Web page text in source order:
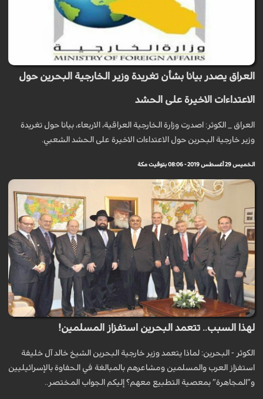
العراق يصدر بيانا بشأن تغريدة وزير الخارجية البحرين حول
الاعتداءات الاخيرة على الحشد
العراق _ الكوثر: اصدرت وزارة الخارجية العراقية، الاربعاء، بيانا حول تغريدة
وزير خارجية البحرين حول الاعتداءات الاخيرة على الحشد الشعبي.
الخميس 29 أغسطس 2019 - 08:06 بتوقيت مكة
لهذا السبب.. تتعمد البحرين استفزاز المسلمين!
الکوثر - البحرین: لماذا يتعمد وزير خارجية البحرين الشيخ خالد آل خليفة
استفزاز العرب والمسلمين ومشاعرهم بالمبالغة في الحفاوة بالإسرائيليين
و”المجاهرة” بمعصية التطبيع معهم؟ إليكم الجواب المختصر..